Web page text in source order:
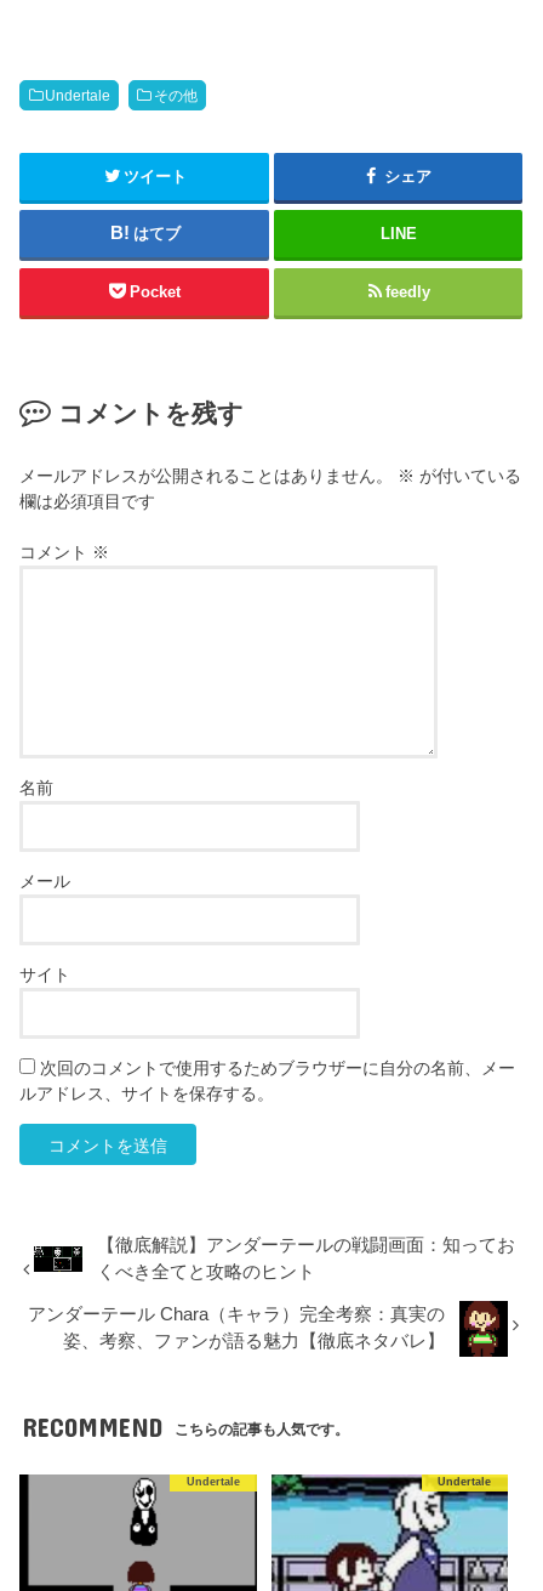
i
t
t
(
い
ン
ド
開
リ
ッ
ク
く
だ
さ
い
(
新
し
い
ウ
ィ
ン
ま
す
Undertale その他
ツイート シェア
はてブ LINE
Pocket feedly
コメントを残す
メールアドレスが公開されることはありません。 ※ が付いている
欄は必須項目です
コメント ※
名前
メール
サイト
次回のコメントで使用するためブラウザーに自分の名前、メー
ルアドレス、サイトを保存する。
【徹底解説】アンダーテールの戦闘画面：知ってお
くべき全てと攻略のヒント
アンダーテール Chara（キャラ）完全考察：真実の
姿、考察、ファンが語る魅力【徹底ネタバレ】
RECOMMEND こちらの記事も人気です。
Undertale Undertale